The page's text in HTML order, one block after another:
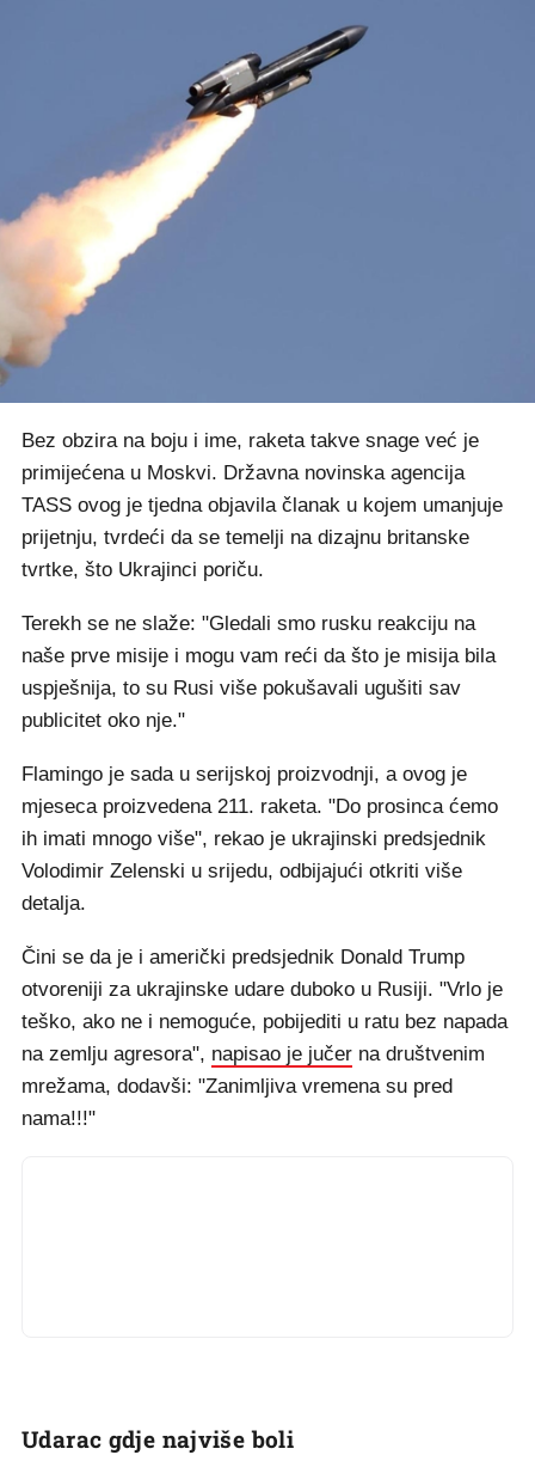
Bez obzira na boju i ime, raketa takve snage već je
primijećena u Moskvi. Državna novinska agencija
TASS ovog je tjedna objavila članak u kojem umanjuje
prijetnju, tvrdeći da se temelji na dizajnu britanske
tvrtke, što Ukrajinci poriču.
Terekh se ne slaže: "Gledali smo rusku reakciju na
naše prve misije i mogu vam reći da što je misija bila
uspješnija, to su Rusi više pokušavali ugušiti sav
publicitet oko nje."
Flamingo je sada u serijskoj proizvodnji, a ovog je
mjeseca proizvedena 211. raketa. "Do prosinca ćemo
ih imati mnogo više", rekao je ukrajinski predsjednik
Volodimir Zelenski u srijedu, odbijajući otkriti više
detalja.
Čini se da je i američki predsjednik Donald Trump
otvoreniji za ukrajinske udare duboko u Rusiji. "Vrlo je
teško, ako ne i nemoguće, pobijediti u ratu bez napada
na zemlju agresora", napisao je jučer na društvenim
mrežama, dodavši: "Zanimljiva vremena su pred
nama!!!"
Udarac gdje najviše boli